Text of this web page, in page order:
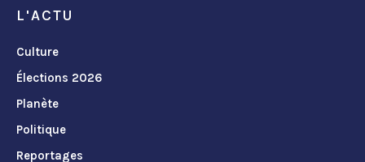
L'ACTU
Culture
Élections 2026
Planète
Politique
Reportages